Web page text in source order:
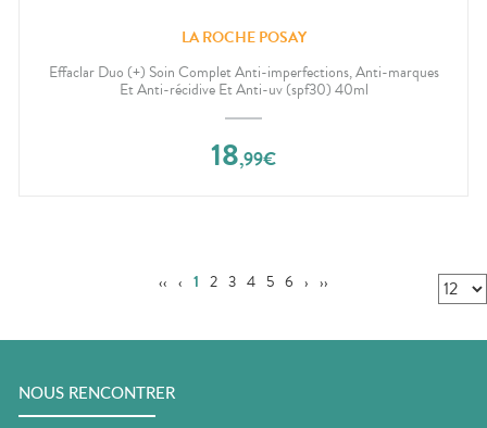
LA ROCHE POSAY
Effaclar Duo (+) Soin Complet Anti-imperfections, Anti-marques
Et Anti-récidive Et Anti-uv (spf30) 40ml
18,99€
‹‹ ‹ 1 2 3 4 5 6 › ››
NOUS RENCONTRER